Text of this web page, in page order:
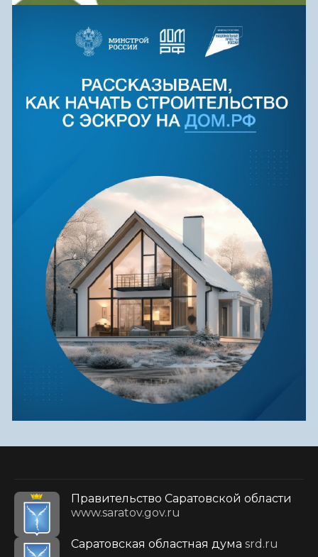
Правительство Саратовской области
www.saratov.gov.ru
Саратовская областная дума srd.ru